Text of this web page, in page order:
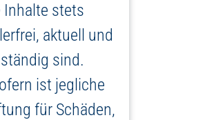
Inhalte stets
aktuell und
sind.
ist jegliche
für Schäden,